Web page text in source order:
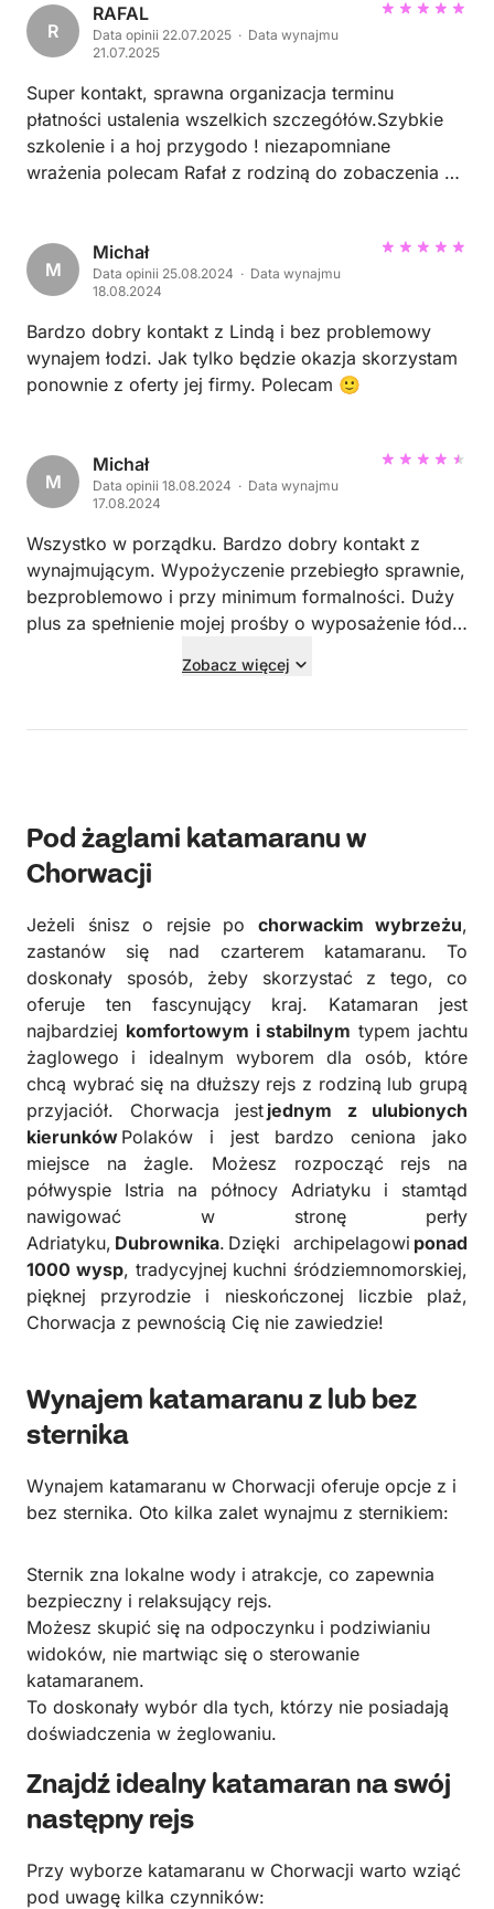
R
RAFAL
Data opinii 22.07.2025 · Data wynajmu
21.07.2025
Super kontakt, sprawna organizacja terminu
płatności ustalenia wszelkich szczegółów.Szybkie
szkolenie i a hoj przygodo ! niezapomniane
wrażenia polecam Rafał z rodziną do zobaczenia za
M
Michał
Data opinii 25.08.2024 · Data wynajmu
18.08.2024
Bardzo dobry kontakt z Lindą i bez problemowy
wynajem łodzi. Jak tylko będzie okazja skorzystam
ponownie z oferty jej firmy. Polecam 🙂
M
Michał
Data opinii 18.08.2024 · Data wynajmu
17.08.2024
Wszystko w porządku. Bardzo dobry kontakt z
wynajmującym. Wypożyczenie przebiegło sprawnie,
bezproblemowo i przy minimum formalności. Duży
plus za spełnienie mojej prośby o wyposażenie łódki
Zobacz więcej
Pod żaglami katamaranu w
Chorwacji
Jeżeli śnisz o rejsie po chorwackim wybrzeżu,
zastanów się nad czarterem katamaranu. To
doskonały sposób, żeby skorzystać z tego, co
oferuje ten fascynujący kraj. Katamaran jest
najbardziej komfortowym i stabilnym typem jachtu
żaglowego i idealnym wyborem dla osób, które
chcą wybrać się na dłuższy rejs z rodziną lub grupą
przyjaciół. Chorwacja jest jednym z ulubionych
kierunków Polaków i jest bardzo ceniona jako
miejsce na żagle. Możesz rozpocząć rejs na
półwyspie Istria na północy Adriatyku i stamtąd
nawigować w stronę perły
Adriatyku, Dubrownika. Dzięki archipelagowi ponad
1000 wysp, tradycyjnej kuchni śródziemnomorskiej,
pięknej przyrodzie i nieskończonej liczbie plaż,
Chorwacja z pewnością Cię nie zawiedzie!
Wynajem katamaranu z lub bez
sternika
Wynajem katamaranu w Chorwacji oferuje opcje z i
bez sternika. Oto kilka zalet wynajmu z sternikiem:
Sternik zna lokalne wody i atrakcje, co zapewnia
bezpieczny i relaksujący rejs.
Możesz skupić się na odpoczynku i podziwianiu
widoków, nie martwiąc się o sterowanie
katamaranem.
To doskonały wybór dla tych, którzy nie posiadają
doświadczenia w żeglowaniu.
Znajdź idealny katamaran na swój
następny rejs
Przy wyborze katamaranu w Chorwacji warto wziąć
pod uwagę kilka czynników: